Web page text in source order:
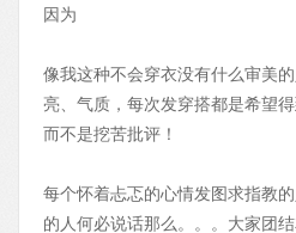
因为
像我这种不会穿衣没有什么审美
亮、气质，每次发穿搭都是希望
而不是挖苦批评！
每个怀着忐忑的心情发图求指教
的人何必说话那么。。。大家团